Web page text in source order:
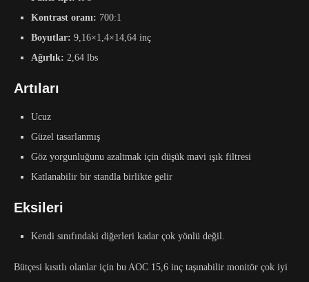
Kontrast oranı: 700:1
Boyutlar: 9,16×1,4×14,64 inç
Ağırlık: 2,64 lbs
Artıları
Ucuz
Güzel tasarlanmış
Göz yorgunluğunu azaltmak için düşük mavi ışık filtresi
Katlanabilir bir standla birlikte gelir
Eksileri
Kendi sınıfındaki diğerleri kadar çok yönlü değil.
Bütçesi kısıtlı olanlar için bu AOC 15,6 inç taşınabilir monitör çok iyi